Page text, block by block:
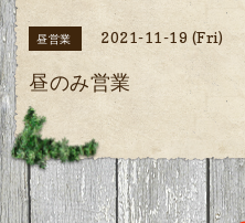
昼営業 2021-11-19 (Fri)
昼のみ営業